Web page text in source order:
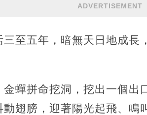
ADVERTISEMENT
至五年，暗無天日地成長
蟬拼命挖洞，挖出一個出
翅膀，迎著陽光起飛、鳴